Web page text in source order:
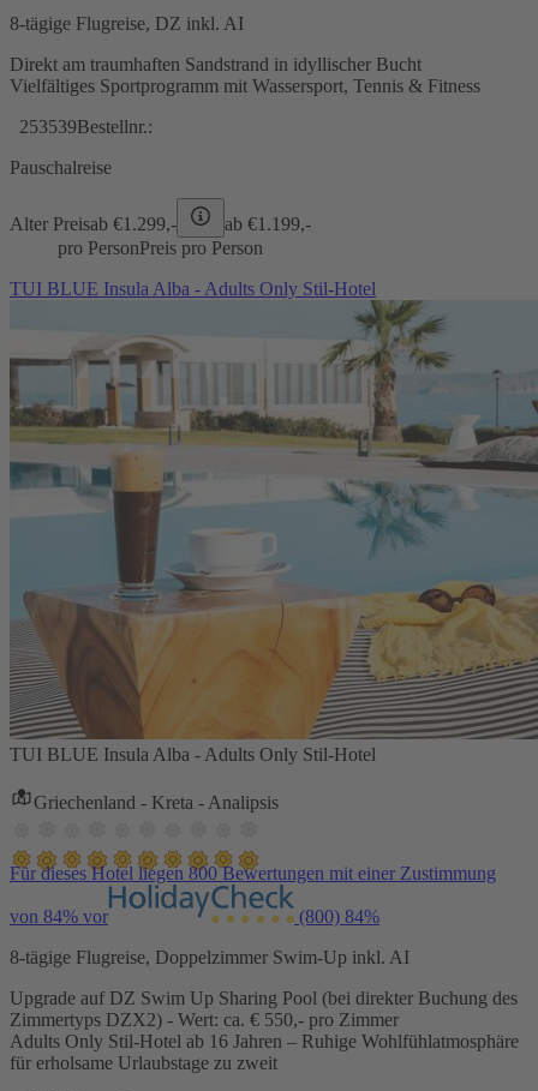
8-tägige Flugreise, DZ inkl. AI
Direkt am traumhaften Sandstrand in idyllischer Bucht
Vielfältiges Sportprogramm mit Wassersport, Tennis & Fitness
253539Bestellnr.:
Pauschalreise
Alter Preisab €1.299,- ab €1.199,-
pro PersonPreis pro Person
TUI BLUE Insula Alba - Adults Only Stil-Hotel
TUI BLUE Insula Alba - Adults Only Stil-Hotel
Griechenland - Kreta - Analipsis
Für dieses Hotel liegen 800 Bewertungen mit einer Zustimmung
von 84% vor (800) 84%
8-tägige Flugreise, Doppelzimmer Swim-Up inkl. AI
Upgrade auf DZ Swim Up Sharing Pool (bei direkter Buchung des
Zimmertyps DZX2) - Wert: ca. € 550,- pro Zimmer
Adults Only Stil-Hotel ab 16 Jahren – Ruhige Wohlfühlatmosphäre
für erholsame Urlaubstage zu zweit